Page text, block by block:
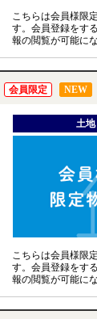
こちらは会員様限
す。会員登録をす
報の閲覧が可能に
会員限定 NEW
土地
こちらは会員様限
す。会員登録をす
報の閲覧が可能に